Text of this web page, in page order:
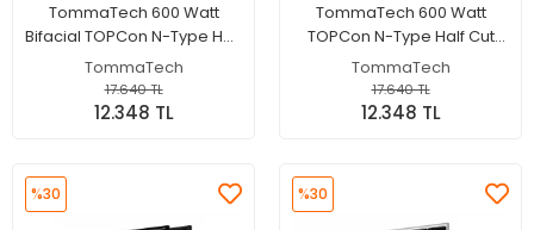
TommaTech 600 Watt
Bifacial TOPCon N-Type Half
Cut Güneş Paneli -
Monokristal Solar Panel
TommaTech
17.640 TL
12.348 TL
TommaTech 600 Watt
TOPCon N-Type Half Cut
Güneş Paneli - Monokristal
Solar Panel
TommaTech
17.640 TL
12.348 TL
%30 %30